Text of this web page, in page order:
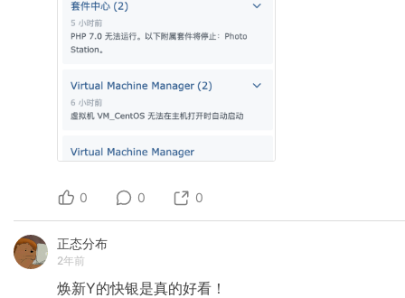
0 0 0
正态分布
2年前
焕新Y的快银是真的好看！